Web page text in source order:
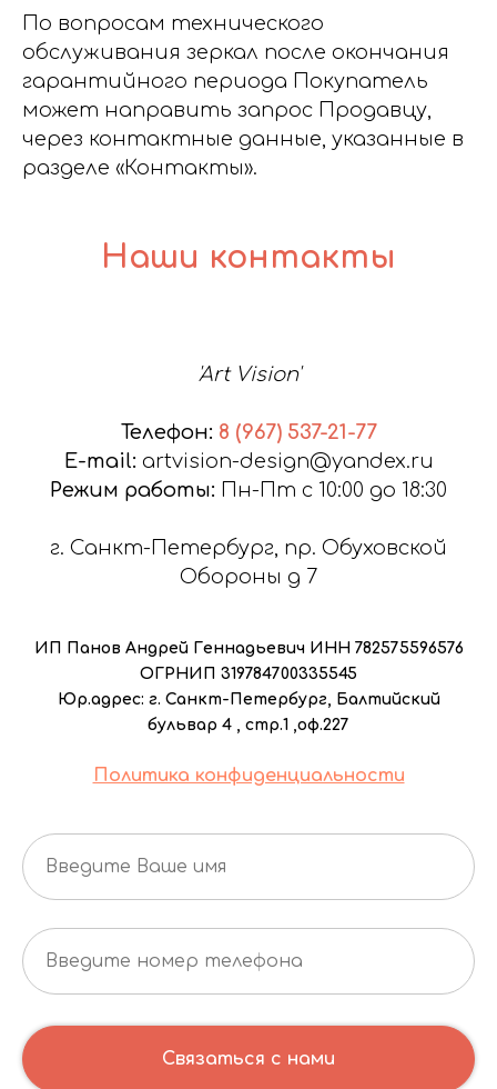
По вопросам технического
обслуживания зеркал после окончания
гарантийного периода Покупатель
может направить запрос Продавцу,
через контактные данные, указанные в
разделе «Контакты».
Наши контакты
'Art Vision'
Телефон: 8 (967) 537-21-77
E-mail: artvision-design@yandex.ru
Режим работы: Пн-Пт с 10:00 до 18:30
г. Санкт-Петербург, пр. Обуховской
Обороны д 7
ИП Панов Андрей Геннадьевич ИНН 782575596576
ОГРНИП 319784700335545
Юр.адрес: г. Санкт-Петербург, Балтийский
бульвар 4 , стр.1 ,оф.227
Политика конфиденциальности
Связаться с нами